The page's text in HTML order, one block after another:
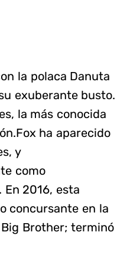
la polaca Danuta
exuberante busto.
la más conocida
ha aparecido
y
como
2016, esta
concursante en la
Brother; terminó